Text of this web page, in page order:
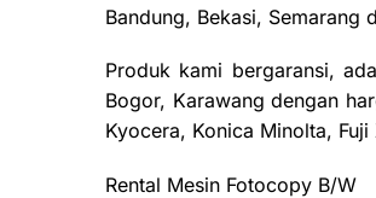
Bandung, Bekasi, Semarang
Produk kami bergaransi,
Bogor, Karawang dengan
Kyocera, Konica Minolta,
Rental Mesin Fotocopy B/W